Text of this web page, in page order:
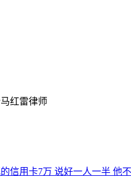
红雷律师
信用卡7万 说好一人一半 他